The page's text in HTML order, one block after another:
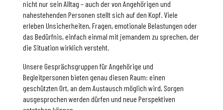
nicht nur sein Alltag – auch der von Angehörigen und
nahestehenden Personen stellt sich auf den Kopf. Viele
erleben Unsicherheiten, Fragen, emotionale Belastungen oder
das Bedürfnis, einfach einmal mit jemandem zu sprechen, der
die Situation wirklich versteht.
Unsere Gesprächsgruppen für Angehörige und
Begleitpersonen bieten genau diesen Raum: einen
geschützten Ort, an dem Austausch möglich wird, Sorgen
ausgesprochen werden dürfen und neue Perspektiven